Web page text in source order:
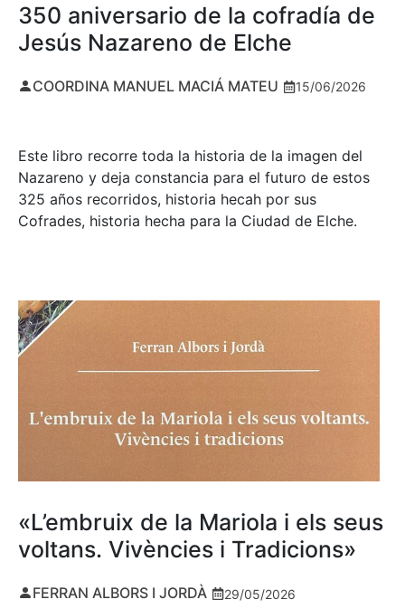
350 aniversario de la cofradía de
Jesús Nazareno de Elche
COORDINA MANUEL MACIÁ MATEU 15/06/2026
Este libro recorre toda la historia de la imagen del
Nazareno y deja constancia para el futuro de estos
325 años recorridos, historia hecah por sus
Cofrades, historia hecha para la Ciudad de Elche.
«L’embruix de la Mariola i els seus
voltans. Vivències i Tradicions»
FERRAN ALBORS I JORDÀ 29/05/2026